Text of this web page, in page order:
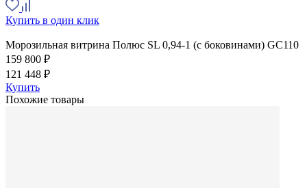
Купить в один клик
Морозильная витрина Полюс SL 0,94-1 (с боковинами) GC110
159 800 ₽
121 448 ₽
Купить
Похожие товары